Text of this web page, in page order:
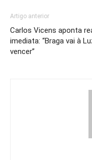
Artigo anterior
Carlos Vicens aponta
imediata: “Braga vai à
vencer”